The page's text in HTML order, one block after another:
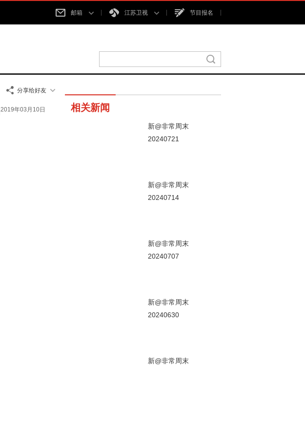
邮箱 江苏卫视 节目报名
分享给好友
2019年03月10日 相关新闻
新@非常周末
20240721
新@非常周末
20240714
新@非常周末
20240707
新@非常周末
20240630
新@非常周末